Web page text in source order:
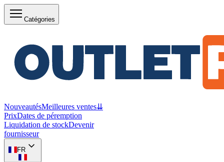
Catégories
NouveautésMeilleures ventes⇊
PrixDates de péremption
Liquidation de stockDevenir
fournisseur
FR